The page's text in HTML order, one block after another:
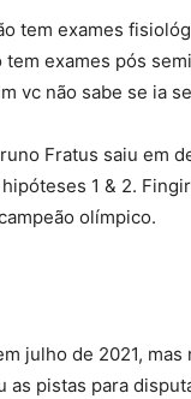
tem exames
exames pós
vc não sabe se ia
Fratus saiu em
1 & 2.
olímpico.
julho de 2021,
pistas para